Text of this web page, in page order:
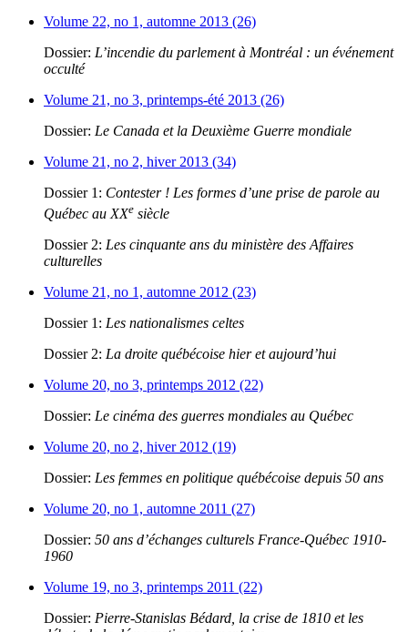
Volume 22, no 1, automne 2013 (26)
Dossier: L’incendie du parlement à Montréal : un événement
occulté
Volume 21, no 3, printemps-été 2013 (26)
Dossier: Le Canada et la Deuxième Guerre mondiale
Volume 21, no 2, hiver 2013 (34)
Dossier 1: Contester ! Les formes d’une prise de parole au
Québec au XXe siècle
Dossier 2: Les cinquante ans du ministère des Affaires
culturelles
Volume 21, no 1, automne 2012 (23)
Dossier 1: Les nationalismes celtes
Dossier 2: La droite québécoise hier et aujourd’hui
Volume 20, no 3, printemps 2012 (22)
Dossier: Le cinéma des guerres mondiales au Québec
Volume 20, no 2, hiver 2012 (19)
Dossier: Les femmes en politique québécoise depuis 50 ans
Volume 20, no 1, automne 2011 (27)
Dossier: 50 ans d’échanges culturels France-Québec 1910-
1960
Volume 19, no 3, printemps 2011 (22)
Dossier: Pierre-Stanislas Bédard, la crise de 1810 et les